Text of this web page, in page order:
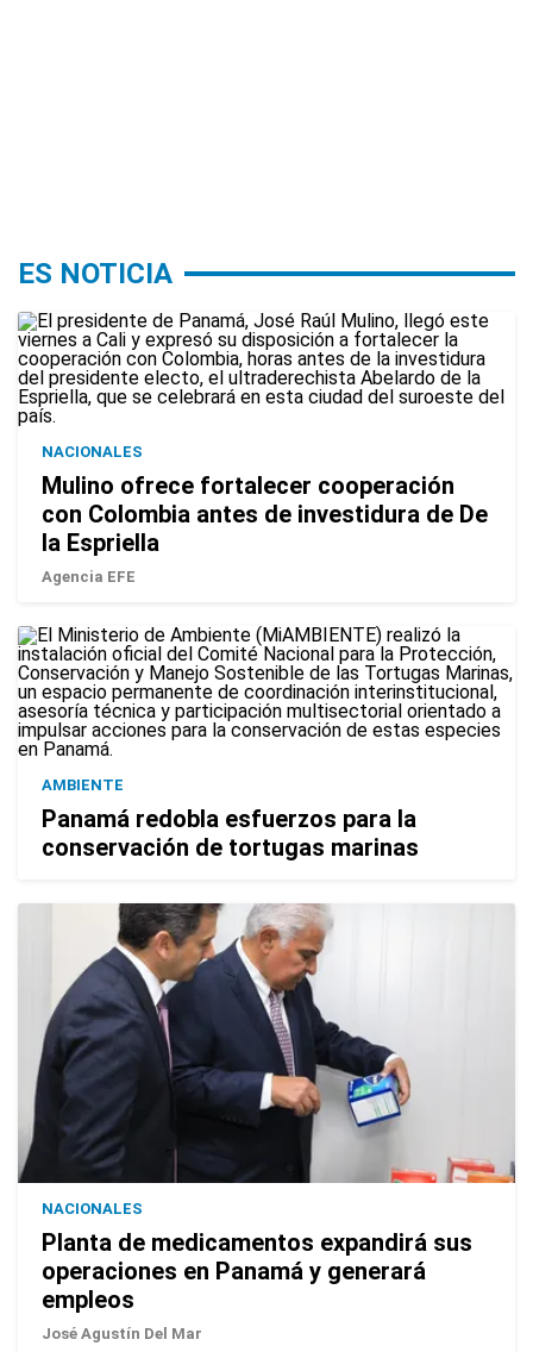
ES NOTICIA
NACIONALES
Mulino ofrece fortalecer cooperación
con Colombia antes de investidura de De
la Espriella
Agencia EFE
AMBIENTE
Panamá redobla esfuerzos para la
conservación de tortugas marinas
NACIONALES
Planta de medicamentos expandirá sus
operaciones en Panamá y generará
empleos
José Agustín Del Mar